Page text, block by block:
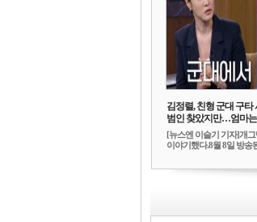
김정렬, 친형 군대 구타
범인 찾았지만…엄마는
[뉴스엔 이슬기 기자]개
이야기했다.8월 8일 방송